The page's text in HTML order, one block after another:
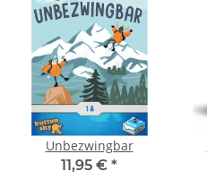
Unbezwingbar
11,95 € *